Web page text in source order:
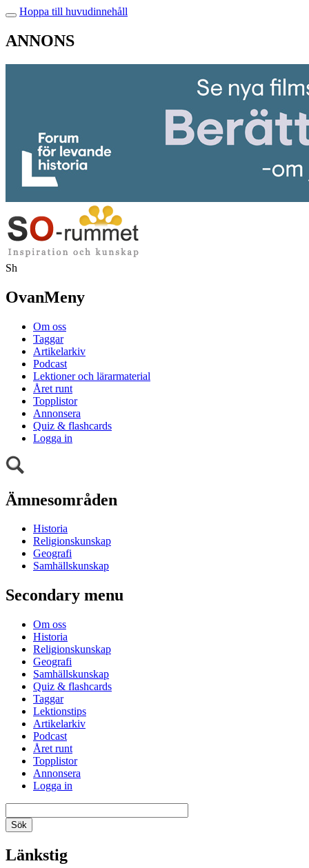
Hoppa till huvudinnehåll
ANNONS
Sh
OvanMeny
Om oss
Taggar
Artikelarkiv
Podcast
Lektioner och lärarmaterial
Året runt
Topplistor
Annonsera
Quiz & flashcards
Logga in
Ämnesområden
Historia
Religionskunskap
Geografi
Samhällskunskap
Secondary menu
Om oss
Historia
Religionskunskap
Geografi
Samhällskunskap
Quiz & flashcards
Taggar
Lektionstips
Artikelarkiv
Podcast
Året runt
Topplistor
Annonsera
Logga in
Länkstig